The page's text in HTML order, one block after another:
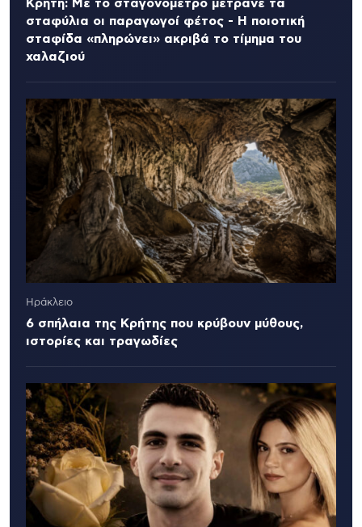
Κρήτη: Με το σταγονόμετρο μετράνε τα
σταφύλια οι παραγωγοί φέτος - Η ποιοτική
σταφίδα «πληρώνει» ακριβά το τίμημα του
χαλαζιού
Ηράκλειο
6 σπήλαια της Κρήτης που κρύβουν μύθους,
ιστορίες και τραγωδίες